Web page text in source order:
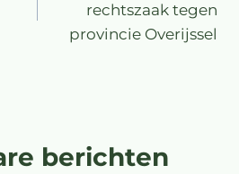
rechtszaak tegen
provincie Overijssel
berichten